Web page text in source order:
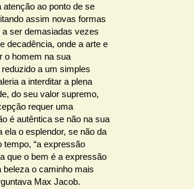
atenção ao ponto de se
assim novas formas
ser demasiadas vezes
decadência, onde a arte e
o homem na sua
a um simples
a interditar a plena
do seu valor supremo,
requer uma
é autêntica se não na sua
ela o esplendor, se não da
tempo, “a expressão
que o bem é a expressão
beleza o caminho mais
Max Jacob.